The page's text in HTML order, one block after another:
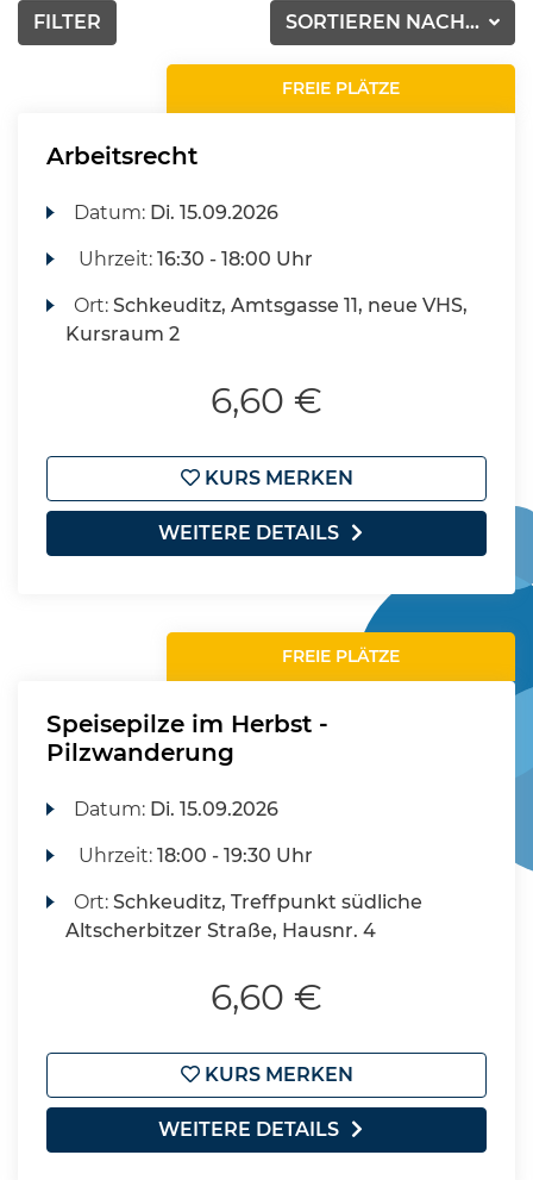
SORTIEREN NACH...
FILTER
FREIE PLÄTZE
Arbeitsrecht
Datum: Di. 15.09.2026
Uhrzeit:16:30 - 18:00 Uhr
Ort:Schkeuditz, Amtsgasse 11, neue VHS,
Kursraum 2
6,60 €
KURS MERKEN
WEITERE DETAILS
FREIE PLÄTZE
Speisepilze im Herbst -
Pilzwanderung
Datum: Di. 15.09.2026
Uhrzeit:18:00 - 19:30 Uhr
Ort:Schkeuditz, Treffpunkt südliche
Altscherbitzer Straße, Hausnr. 4
6,60 €
KURS MERKEN
WEITERE DETAILS